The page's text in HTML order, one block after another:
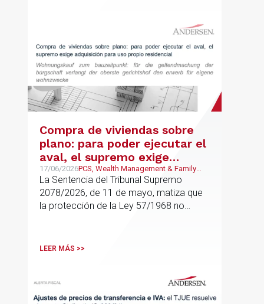
Compra de viviendas sobre
plano: para poder ejecutar el
aval, el supremo exige
adquisición para uso propio
residencial
17/06/2026PCS, Wealth Management & Family
Business, German Desk Empresas
La Sentencia del Tribunal Supremo
2078/2026, de 11 de mayo, matiza que
la protección de la Ley 57/1968 no
domicilio o residencia personal
LEER MÁS >>